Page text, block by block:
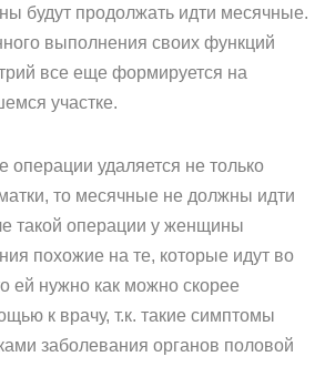
будут продолжать идти месячные.
выполнения своих функций
все еще формируется на
участке.
операции удаляется не только
то месячные не должны идти
такой операции у женщины
похожие на те, которые идут во
ей нужно как можно скорее
к врачу, т.к. такие симптомы
заболевания органов половой